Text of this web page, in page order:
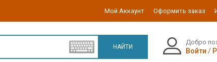
Мой Аккаунт Оформить заказ
НАЙТИ
Добро
Войти /